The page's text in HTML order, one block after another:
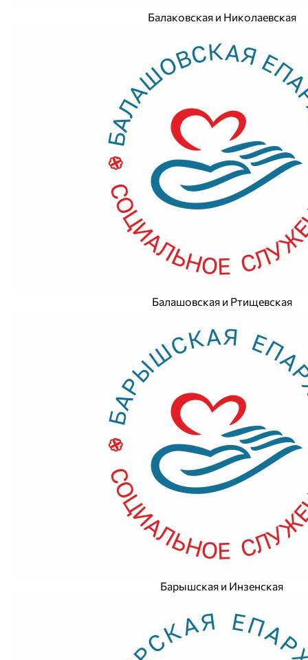
Балаковская и Николаевская
Балашовская и Ртищевская
Барышская и Инзенская